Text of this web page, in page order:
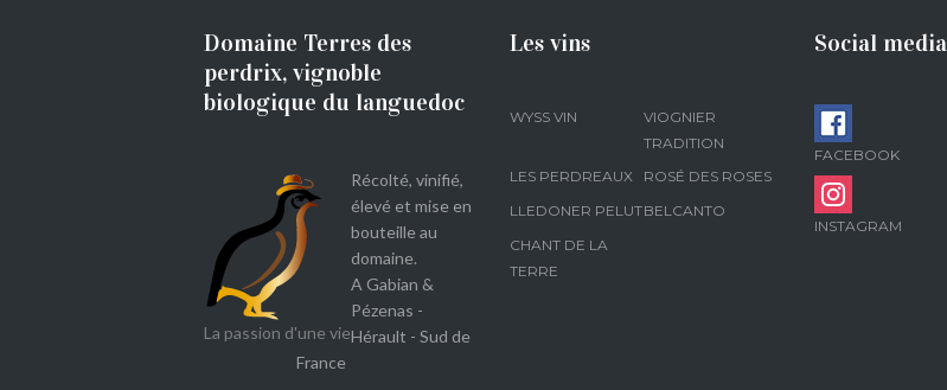
Domaine Terres des
perdrix, vignoble
biologique du languedoc
La passion d'une vie
Récolté, vinifié,
élevé et mise en
bouteille au
domaine.
A Gabian &
Pézenas -
Hérault - Sud de
France
Les vins
WYSS VIN
VIOGNIER
TRADITION
LES PERDREAUX
ROSÉ DES ROSES
LLEDONER PELUTBELCANTO
CHANT DE LA
TERRE
Social media
FACEBOOK
INSTAGRAM